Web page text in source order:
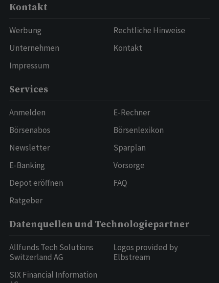
Kontakt
Werbung
Unternehmen
Impressum
Rechtliche Hinweise
Kontakt
Services
Anmelden
Börsenabos
Newsletter
E-Banking
Depot eröffnen
Ratgeber
E-Rechner
Börsenlexikon
Sparplan
Vorsorge
FAQ
Datenquellen und Technologiepartner
Allfunds Tech Solutions
Switzerland AG
SIX Financial Information
Logos provided by
Elbstream